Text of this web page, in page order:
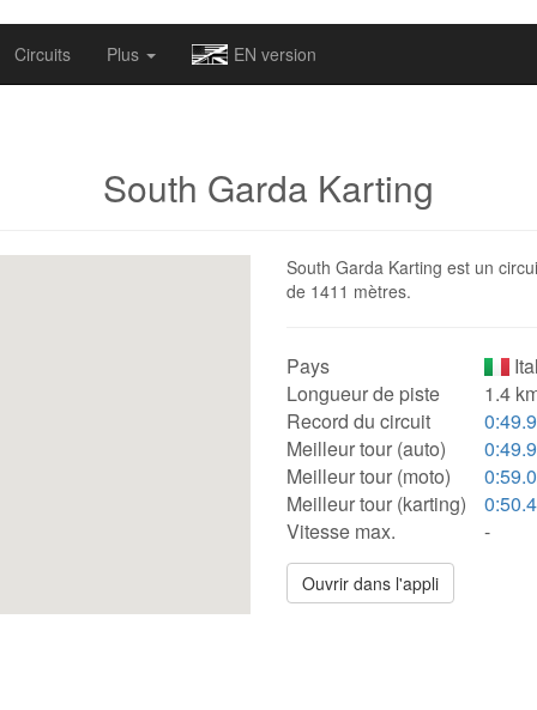
Circuits Plus EN version
South Garda Karting
South Garda Karting est un
de 1411 mètres.
Pays
Longueur de piste
1.4
Record du circuit
Meilleur tour (auto)
Meilleur tour (moto)
Meilleur tour (karting)
Vitesse max.
-
Ouvrir dans l'appli